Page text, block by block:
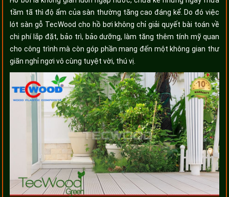
tầm tã thì độ ẩm của sàn thường tăng cao đáng kể. Do đó việc
lót sàn gỗ TecWood cho hồ bơi không chỉ giải quyết bài toán về
chi phí lắp đặt, bảo trì, bảo dưỡng, làm tăng thêm tính mỹ quan
cho công trình mà còn góp phần mang đến một không gian thư
giãn nghỉ ngơi vô cùng tuyệt vời, thú vị.